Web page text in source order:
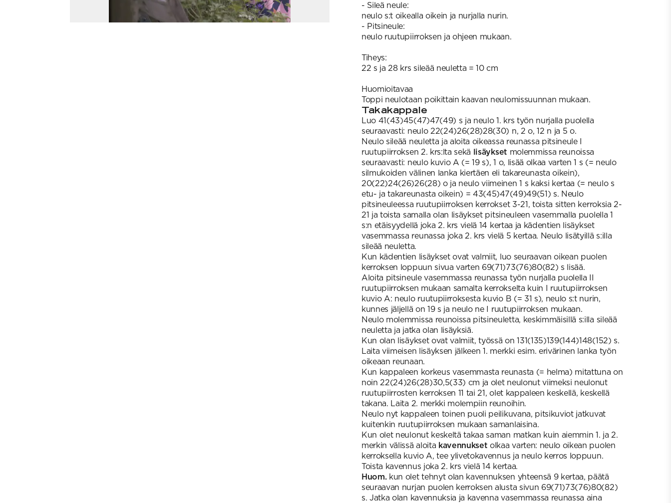
- Sileä neule:
neulo s:t oikealla oikein ja nurjalla nurin.
- Pitsineule:
neulo ruutupiirroksen ja ohjeen mukaan.
Tiheys:
22 s ja 28 krs sileää neuletta = 10 cm
Huomioitavaa
Toppi neulotaan poikittain kaavan neulomissuunnan mukaan.
Takakappale
Luo 41(43)45(47)47(49) s ja neulo 1. krs työn nurjalla puolella
seuraavasti: neulo 22(24)26(28)28(30) n, 2 o, 12 n ja 5 o.
Neulo sileää neuletta ja aloita oikeassa reunassa pitsineule I
ruutupiirroksen 2. krs:lta sekä lisäykset molemmissa reunoissa
seuraavasti: neulo kuvio A (= 19 s), 1 o, lisää olkaa varten 1 s (= neulo
silmukoiden välinen lanka kiertäen eli takareunasta oikein),
20(22)24(26)26(28) o ja neulo viimeinen 1 s kaksi kertaa (= neulo s
etu- ja takareunasta oikein) = 43(45)47(49)49(51) s. Neulo
pitsineuleessa ruutupiirroksen kerrokset 3-21, toista sitten kerroksia 2-
21 ja toista samalla olan lisäykset pitsineuleen vasemmalla puolella 1
s:n etäisyydellä joka 2. krs vielä 14 kertaa ja kädentien lisäykset
vasemmassa reunassa joka 2. krs vielä 5 kertaa. Neulo lisätyillä s:illa
sileää neuletta.
Kun kädentien lisäykset ovat valmiit, luo seuraavan oikean puolen
kerroksen loppuun sivua varten 69(71)73(76)80(82) s lisää.
Aloita pitsineule vasemmassa reunassa työn nurjalla puolella II
ruutupiirroksen mukaan samalta kerrokselta kuin I ruutupiirroksen
kuvio A: neulo ruutupiirroksesta kuvio B (= 31 s), neulo s:t nurin,
kunnes jäljellä on 19 s ja neulo ne I ruutupiirroksen mukaan.
Neulo molemmissa reunoissa pitsineuletta, keskimmäisillä s:illa sileää
neuletta ja jatka olan lisäyksiä.
Kun olan lisäykset ovat valmiit, työssä on 131(135)139(144)148(152) s.
Laita viimeisen lisäyksen jälkeen 1. merkki esim. erivärinen lanka työn
oikeaan reunaan.
Kun kappaleen korkeus vasemmasta reunasta (= helma) mitattuna on
noin 22(24)26(28)30,5(33) cm ja olet neulonut viimeksi neulonut
ruutupiirrosten kerroksen 11 tai 21, olet kappaleen keskellä, keskellä
takana. Laita 2. merkki molempiin reunoihin.
Neulo nyt kappaleen toinen puoli peilikuvana, pitsikuviot jatkuvat
kuitenkin ruutupiirroksen mukaan samanlaisina.
Kun olet neulonut keskeltä takaa saman matkan kuin aiemmin 1. ja 2.
merkin välissä aloita kavennukset olkaa varten: neulo oikean puolen
kerroksella kuvio A, tee ylivetokavennus ja neulo kerros loppuun.
Toista kavennus joka 2. krs vielä 14 kertaa.
Huom.kun olet tehnyt olan kavennuksen yhteensä 9 kertaa, päätä
seuraavan nurjan puolen kerroksen alusta sivun 69(71)73(76)80(82)
s. Jatka olan kavennuksia ja kavenna vasemmassa reunassa aina